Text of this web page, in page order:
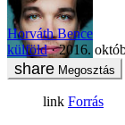
Horváth Bence
külföld
2016.
Megosztás
Forrás